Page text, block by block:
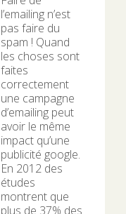
l’emailing n’est
pas faire du
spam ! Quand
les choses sont
faites
correctement
une campagne
d’emailing peut
avoir le même
impact qu’une
publicité google.
En 2012 des
études
montrent que
plus de 37% des